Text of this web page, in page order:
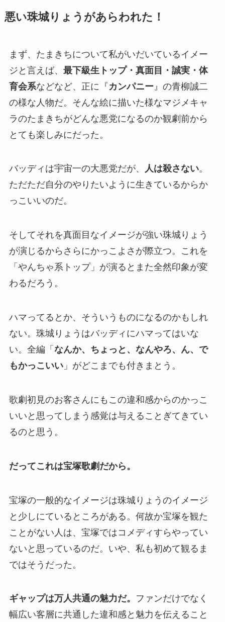
悪い珠城りょうがあらわれた！
まず、たまきちについて私がいだいているイメー
ジと言えば、 最下級生トップ・真面目・誠実・体
育会系などなど、正に『 カンパニー 』の青柳誠二
の様な人物だ。そんな絵に描いた様なマジメキャ
ラのたまきちがどんな悪党になるのか観劇前から
とても楽しみにだった。
バッディは宇宙一の大悪党だが、 人は殺さない。
ただただ自分のやりたいように生きているからか
っこいいのだ。
そしてそれを真面目なイメージが強い珠城りょう
が演じるからさらにかっこよさが際立つ。これを
「やんちゃ系トップ」が演るとまた全然印象が変
わるだろう。
ハマってるとか、そういうものになるのかもしれ
ない。珠城りょうはバッディにハマってはいな
い。全編「 なんか、ちょっと、なんやろ、ん、で
もかっこいい」がどこまでも付きまとう。
歌劇初見のお客さんにもこの違和感からのかっこ
いいと思ってしまう感覚は与えることぎてきてい
るのと思う。
だってこれは宝塚歌劇だから。
宝塚の一般的なイメージは珠城りょうのイメージ
と少しにているところがある。何故か宝塚を観た
ことがない人は、宝塚ではコメディすらやってい
ないと思っているのだ。いや、私も初めて観るま
ではそうだった。
ギャップは万人共通の魅力だ。
ファンだけでなく
幅広い客層に共通した違和感と魅力を伝えること